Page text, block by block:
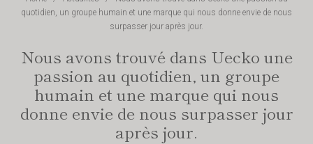
quotidien, un groupe humain et une marque qui nous donne envie de nous
surpasser jour après jour.
Nous avons trouvé dans Uecko une
passion au quotidien, un groupe
humain et une marque qui nous
donne envie de nous surpasser jour
après jour.